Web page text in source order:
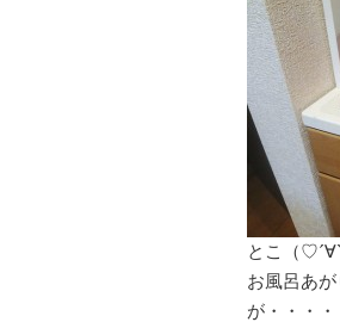
とこ（
お風呂あ
が・・・・